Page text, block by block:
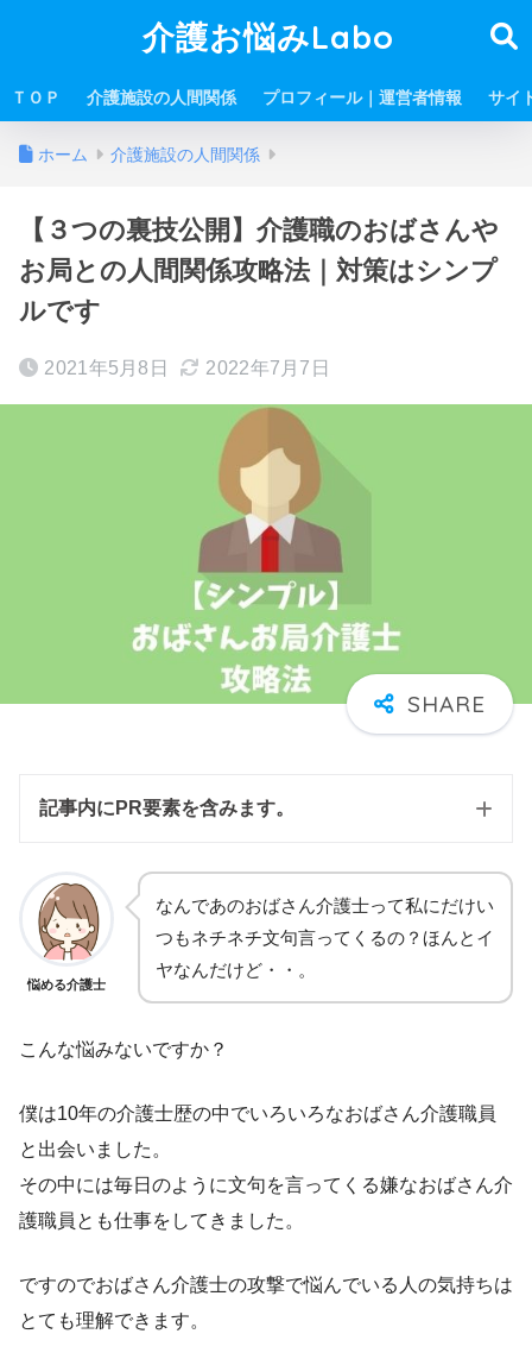
介護お悩みLabo
ＴＯＰ 介護施設の人間関係 プロフィール｜運営者情報 サイ
ホーム 介護施設の人間関係
【３つの裏技公開】介護職のおばさんや
お局との人間関係攻略法｜対策はシンプ
ルです
2021年5月8日 2022年7月7日
記事内にPR要素を含みます。
悩める介護士
なんであのおばさん介護士って私にだけい
つもネチネチ文句言ってくるの？ほんとイ
ヤなんだけど・・。
こんな悩みないですか？
僕は10年の介護士歴の中でいろいろなおばさん介護職員
と出会いました。
その中には毎日のように文句を言ってくる嫌なおばさん介
護職員とも仕事をしてきました。
ですのでおばさん介護士の攻撃で悩んでいる人の気持ちは
とても理解できます。